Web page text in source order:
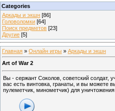
Categories
Аркады и экшн [86]
Головоломки [64]
Поиск предметов [23]
Другие [5]
Главная » Онлайн игры » Аркады и экшн
Art of War 2
Вы - сержант Соколов, советский солдат,
вас есть винтовка, гранаты, и вы можете
пулеметчик, минометчик) для уничтожения